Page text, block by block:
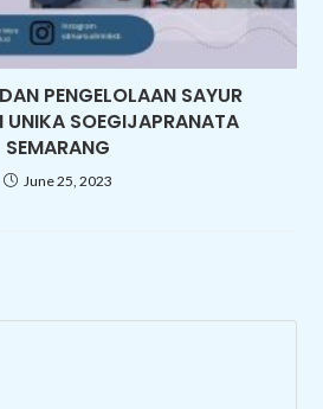
PENGELOLAAN SAYUR
UNIKA SOEGIJAPRANATA
SEMARANG
June 25, 2023